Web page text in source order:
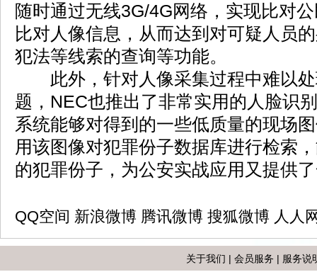
随时通过无线3G/4G网络，实现比对
比对人像信息，从而达到对可疑人员
犯法等线索的查询等功能。
此外，针对人像采集过程中难以处
题，NEC也推出了非常实用的人脸识
系统能够对得到的一些低质量的现场
用该图像对犯罪份子数据库进行检索
的犯罪份子，为公安实战应用又提供
QQ空间 新浪微博 腾讯微博 搜狐微博 人人
关于我们 | 会员服务 | 服务说